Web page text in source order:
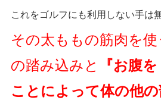
これをゴルフにも利用しない手は
その太ももの筋肉を
の踏み込みと
『お腹
ことによって体の他